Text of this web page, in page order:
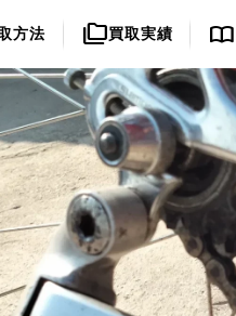
方法 folder_copy買取実績 import_contacts